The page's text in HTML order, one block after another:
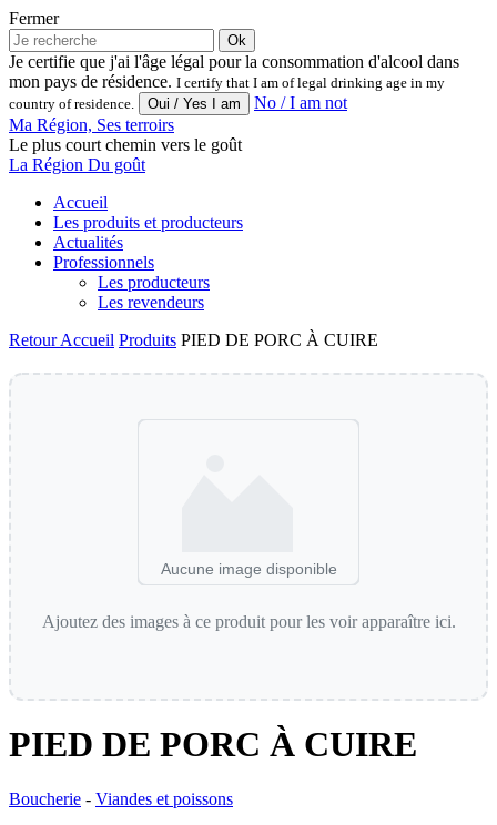
Fermer
Ok
Je certifie que j'ai l'âge légal pour la consommation d'alcool dans
mon pays de résidence. I certify that I am of legal drinking age in my
country of residence.
No / I am not
Ma Région, Ses terroirs
Le plus court chemin vers le goût
La Région Du goût
Accueil
Les produits et producteurs
Actualités
Professionnels
Les producteurs
Les revendeurs
RetourAccueil Produits PIED DE PORC À CUIRE
Aucune image disponible
Ajoutez des images à ce produit pour les voir apparaître ici.
PIED DE PORC À CUIRE
Boucherie - Viandes et poissons